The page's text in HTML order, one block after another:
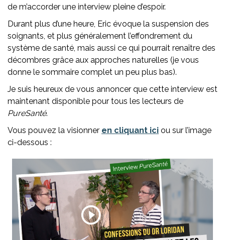
de m’accorder une interview pleine d’espoir.
Durant plus d’une heure, Eric évoque la suspension des
soignants, et plus généralement l’effondrement du
système de santé, mais aussi ce qui pourrait renaître des
décombres grâce aux approches naturelles (je vous
donne le sommaire complet un peu plus bas).
Je suis heureux de vous annoncer que cette interview est
maintenant disponible pour tous les lecteurs de
PureSanté.
Vous pouvez la visionner en cliquant ici ou sur l’image
ci-dessous :